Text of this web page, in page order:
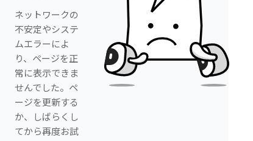
ネットワークの
不安定やシステ
ムエラーによ
り、ページを正
常に表示できま
せんでした。ペ
ージを更新する
か、しばらくし
てから再度お試